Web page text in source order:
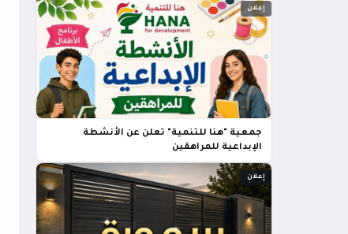
إعلان
جمعية "هنا للتنمية" تعلن عن الأنشطة
الإبداعية للمراهقين
إعلان